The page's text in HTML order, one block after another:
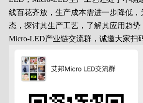
线百花齐放，生产成本需进一步降低，
态，探讨其生产工艺，了解其应用趋势
Micro-LED产业链交流群，诚邀大家扫